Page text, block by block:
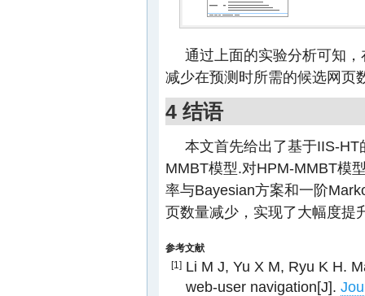
通过上面的实验分析可知
减少在预测时所需的候选网页
4 结语
本文首先给出了基于IIS-
MMBT模型.对HPM-MMBT模
率与Bayesian方案和一阶
页数量减少，实现了大幅度提
参考文献
[1] Li M J, Yu X M, Ryu K H.
web-user navigation[J].